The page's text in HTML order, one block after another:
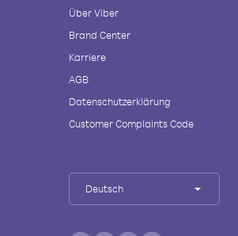
Über Viber
Brand Center
Karriere
AGB
Datenschutzerklärung
Customer Complaints Code
Deutsch